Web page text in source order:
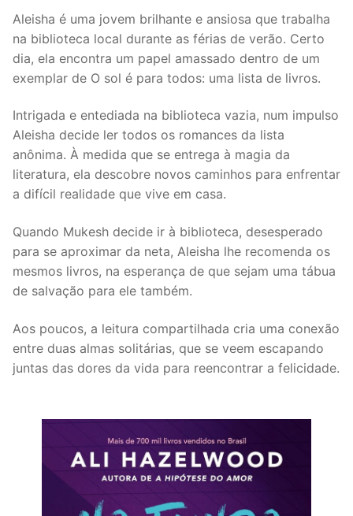
Aleisha é uma jovem brilhante e ansiosa que trabalha
na biblioteca local durante as férias de verão. Certo
dia, ela encontra um papel amassado dentro de um
exemplar de O sol é para todos: uma lista de livros.
Intrigada e entediada na biblioteca vazia, num impulso
Aleisha decide ler todos os romances da lista
anônima. À medida que se entrega à magia da
literatura, ela descobre novos caminhos para enfrentar
a difícil realidade que vive em casa.
Quando Mukesh decide ir à biblioteca, desesperado
para se aproximar da neta, Aleisha lhe recomenda os
mesmos livros, na esperança de que sejam uma tábua
de salvação para ele também.
Aos poucos, a leitura compartilhada cria uma conexão
entre duas almas solitárias, que se veem escapando
juntas das dores da vida para reencontrar a felicidade.